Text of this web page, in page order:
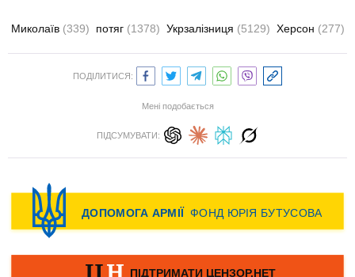
Миколаїв (339) потяг (1378) Укрзалізниця (5129) Херсон (277)
ПОДІЛИТИСЯ:
Мені подобається
ПІДСУМУВАТИ: